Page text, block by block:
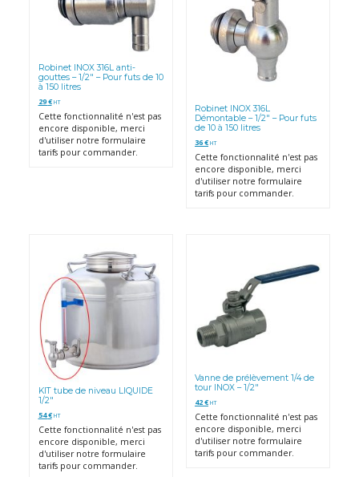
Robinet INOX 316L anti-
gouttes – 1/2″ – Pour futs de 10
à 150 litres
29€ HT
Cette fonctionnalité n'est pas
encore disponible, merci
d'utiliser notre formulaire
tarifs pour commander.
Robinet INOX 316L
Démontable – 1/2″ – Pour futs
de 10 à 150 litres
36€ HT
Cette fonctionnalité n'est pas
encore disponible, merci
d'utiliser notre formulaire
tarifs pour commander.
KIT tube de niveau LIQUIDE
1/2″
54€ HT
Cette fonctionnalité n'est pas
encore disponible, merci
d'utiliser notre formulaire
tarifs pour commander.
Vanne de prélèvement 1/4 de
tour INOX – 1/2″
42€ HT
Cette fonctionnalité n'est pas
encore disponible, merci
d'utiliser notre formulaire
tarifs pour commander.